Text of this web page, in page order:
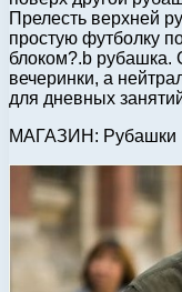
Прелесть верхней
простую футболку
блоком?.b рубашка.
вечеринки, а
для дневных
МАГАЗИН: Рубашки